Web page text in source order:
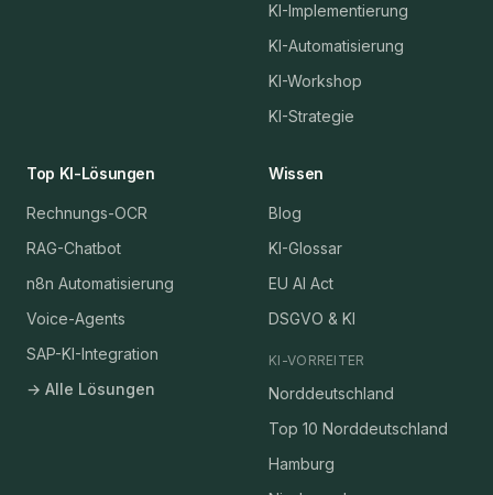
KI-Implementierung
KI-Automatisierung
KI-Workshop
KI-Strategie
Top KI-Lösungen
Rechnungs-OCR
RAG-Chatbot
n8n Automatisierung
Voice-Agents
SAP-KI-Integration
→ Alle Lösungen
Wissen
Blog
KI-Glossar
EU AI Act
DSGVO & KI
KI-VORREITER
Norddeutschland
Top 10 Norddeutschland
Hamburg